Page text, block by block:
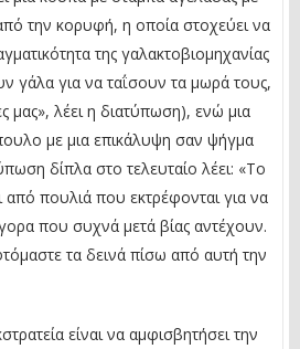
την κορυφή, η οποία στοχεύει να
της γαλακτοβιομηχανίας
γάλα για να ταΐσουν τα μωρά τους,
μας», λέει η διατύπωση), ενώ μια
με μια επικάλυψη σαν ψήγμα
δίπλα στο τελευταίο λέει: «Το
πουλιά που εκτρέφονται για να
που συχνά μετά βίας αντέχουν.
τα δεινά πίσω από αυτή την
είναι να αμφισβητήσει την